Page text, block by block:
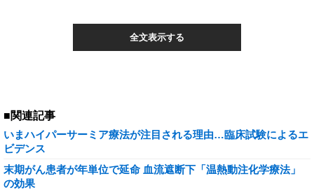
全文表示する
■関連記事
いまハイパーサーミア療法が注目される理由…臨床試験によるエ
ビデンス
末期がん患者が年単位で延命 血流遮断下「温熱動注化学療法」
の効果